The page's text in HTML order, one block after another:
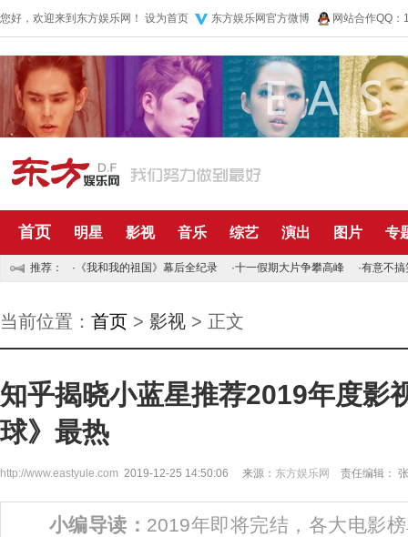
您好，欢迎来到东方娱乐网！ 设为首页 东方娱乐网官方微博 网站合作QQ
首页 明星 影视 音乐 综艺 演出 图片 专
推荐： · 《我和我的祖国》幕后全纪录 ·十一假期大片争攀高峰 ·有意不搞
当前位置： 首页 > 影视 > 正文
知乎揭晓小蓝星推荐2019年度影
球》最热
http://www.eastyule.com 2019-12-25 14:50:06 来源： 东方娱乐网 责任编辑：
小编导读： 2019年即将完结，各大电影